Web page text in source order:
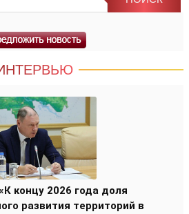
концу 2026 года доля
развития территорий в